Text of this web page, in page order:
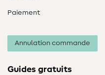
Paiement
Annulation commande
Guides gratuits